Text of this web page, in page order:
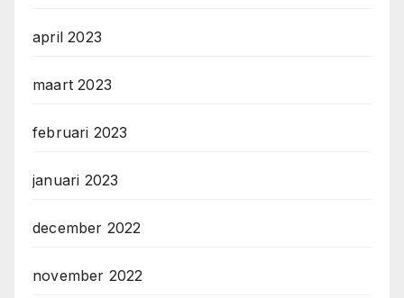
april 2023
maart 2023
februari 2023
januari 2023
december 2022
november 2022